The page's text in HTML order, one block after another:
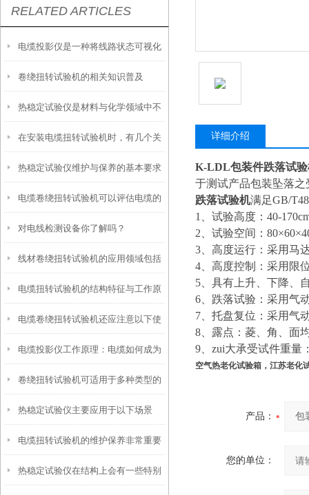
RELATED ARTICLES
电缆投影仪是一种将线路状态可视化
的检测工具
卷绕扭转试验机的相关知识普及
热稳定试验仪是材料与化学领域中不
可少的工具
在安装电缆扭转试验机时，有几个关
键事项不能忽视
热稳定试验仪维护与保养的基本要求
电缆卷绕扭转试验机可以评估电缆的
耐扭转性能
对电线检测设备你了解吗？
线材卷绕扭转试验机的应用领域包括
以下几个方面
电缆扭转试验机的结构特征与工作原
理
电缆卷绕扭转试验机还应注意以下使
用细节
电缆投影仪工作原理：电缆如何成为
投影载体？
卷绕扭转试验机可适用于多种类型的
材料
热稳定试验仪主要应用于以下场景
电缆扭转试验机的维护保养非常重要
热稳定试验仪在结构上会有一些特别
详细介绍
K-LDL包装件跌落试
于测试产品包装坠落
跌落试验机满足GB/
1、试验高度：40-
2、试验空间：
3、高度运行：采用马
4、高度控制：采用限
5、具有上升、下降、
6、跌落试验：采用气
7、托盘复位：采用气
8、露点：菱、角、面
9、zui大承受试件重量
空气热老化试验箱，江苏老化
产品：
您的单位：